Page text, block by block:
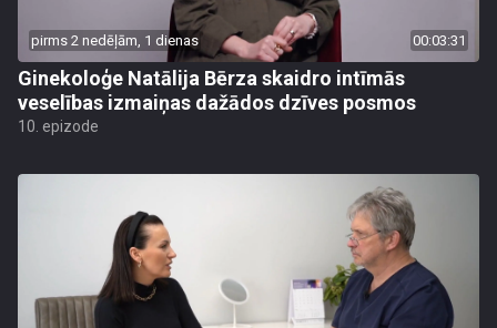
pirms 2 nedēļām, 1 dienas 00:03:31
Ginekoloģe Natālija Bērza skaidro intīmās
veselības izmaiņas dažādos dzīves posmos
10. epizode